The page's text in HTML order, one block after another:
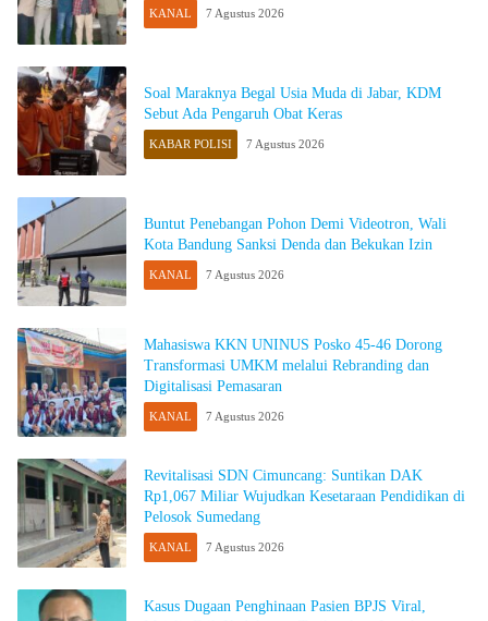
KANAL 7 Agustus 2026
Soal Maraknya Begal Usia Muda di Jabar, KDM
Sebut Ada Pengaruh Obat Keras
KABAR POLISI 7 Agustus 2026
Buntut Penebangan Pohon Demi Videotron, Wali
Kota Bandung Sanksi Denda dan Bekukan Izin
KANAL 7 Agustus 2026
Mahasiswa KKN UNINUS Posko 45-46 Dorong
Transformasi UMKM melalui Rebranding dan
Digitalisasi Pemasaran
KANAL 7 Agustus 2026
Revitalisasi SDN Cimuncang: Suntikan DAK
Rp1,067 Miliar Wujudkan Kesetaraan Pendidikan di
Pelosok Sumedang
KANAL 7 Agustus 2026
Kasus Dugaan Penghinaan Pasien BPJS Viral,